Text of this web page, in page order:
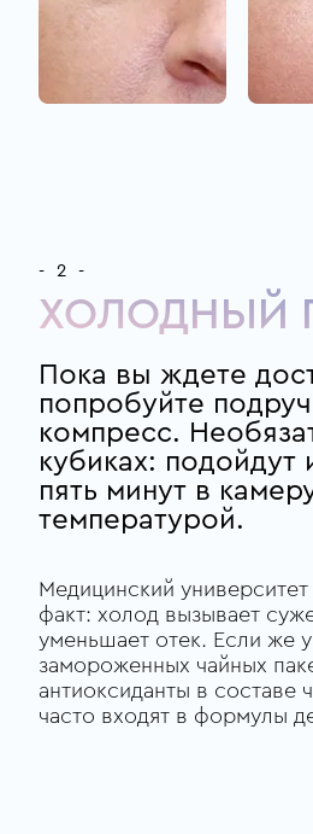
- 2 -
ХОЛОДНЫЙ
Пока вы ждете
попробуйте
компресс.
кубиках:
пять минут в
температурой.
Медицинский
факт: холод вызывает
уменьшает отек. Если же
замороженных чайных
антиоксиданты в
часто входят в формулы